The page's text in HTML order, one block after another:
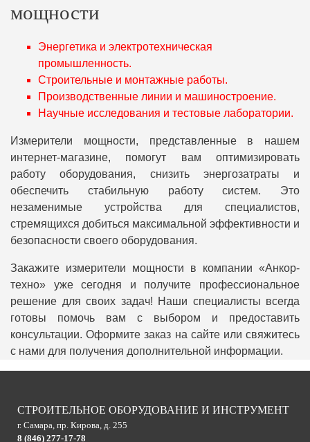
мощности
Энергетика и электротехническая
промышленность.
Строительные и монтажные работы.
Производственные линии и машиностроение.
Научные исследования и тестовые лаборатории.
Измерители мощности, представленные в нашем
интернет-магазине, помогут вам оптимизировать
работу оборудования, снизить энергозатраты и
обеспечить стабильную работу систем. Это
незаменимые устройства для специалистов,
стремящихся добиться максимальной эффективности и
безопасности своего оборудования.
Закажите измерители мощности в компании «Анкор-
техно» уже сегодня и получите профессиональное
решение для своих задач! Наши специалисты всегда
готовы помочь вам с выбором и предоставить
консультации. Оформите заказ на сайте или свяжитесь
с нами для получения дополнительной информации.
СТРОИТЕЛЬНОЕ ОБОРУДОВАНИЕ И ИНСТРУМЕНТ
г. Самара, пр. Кирова, д. 255
8 (846) 277-17-78